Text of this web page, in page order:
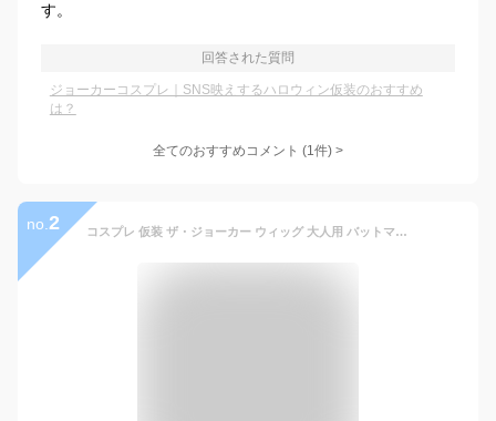
す。
回答された質問
ジョーカーコスプレ｜SNS映えするハロウィン仮装のおすすめ
は？
全てのおすすめコメント (1件) >
no. 2 コスプレ 仮装 ザ・ジョーカー ウィッグ 大人用 バットマン コスプレ小物 大人用フリーサイズ